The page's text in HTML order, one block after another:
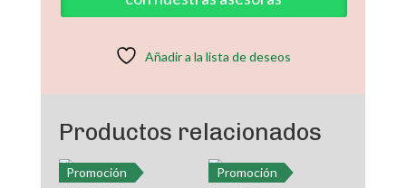
Añadir a la lista de deseos
Productos relacionados
Promoción Promoción